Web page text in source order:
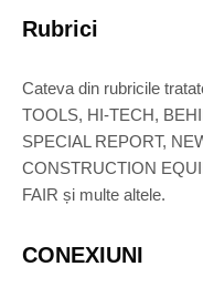
Rubrici
Cateva din rubricile
TOOLS, HI-TECH,
SPECIAL REPORT,
CONSTRUCTION
FAIR și multe altele.
CONEXIUNI